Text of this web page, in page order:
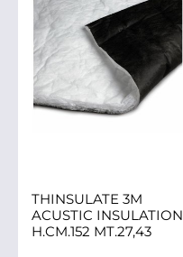
THINSULATE 3M
ACUSTIC INSULATION
H.CM.152 MT.27,43